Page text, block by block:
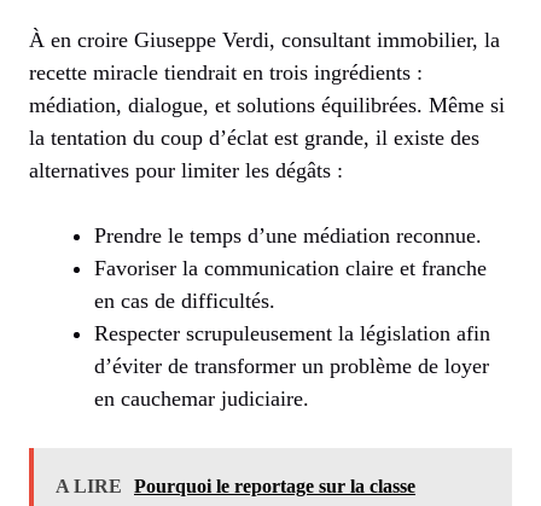
À en croire Giuseppe Verdi, consultant immobilier, la
recette miracle tiendrait en trois ingrédients :
médiation, dialogue, et solutions équilibrées. Même si
la tentation du coup d’éclat est grande, il existe des
alternatives pour limiter les dégâts :
Prendre le temps d’une médiation reconnue.
Favoriser la communication claire et franche
en cas de difficultés.
Respecter scrupuleusement la législation afin
d’éviter de transformer un problème de loyer
en cauchemar judiciaire.
A LIRE
Pourquoi le reportage sur la classe